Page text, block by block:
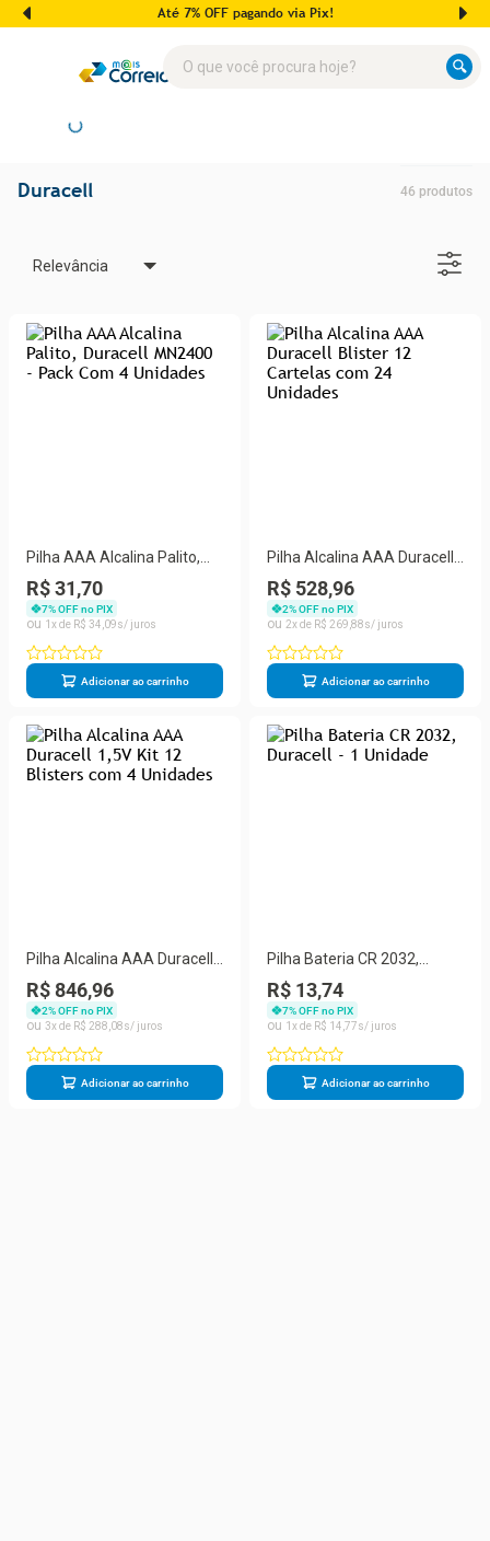
Até 7% OFF pagando via Pix!
Duracell 46 produtos
Relevância
Pilha AAA Alcalina Palito,
Duracell MN2400 - Pack
Com 4 Unidades
R$ 31,70
7% OFF no PIX
1
R$ 34 09
Adicionar ao carrinho
Pilha Alcalina AAA Duracell
Blister 12 Cartelas com 24
Unidades
R$ 528,96
2% OFF no PIX
2
R$ 269 88
Adicionar ao carrinho
Pilha Alcalina AAA Duracell
1,5V Kit 12 Blisters com 4
Unidades
R$ 846,96
2% OFF no PIX
3
R$ 288 08
Adicionar ao carrinho
Pilha Bateria CR 2032,
Duracell - 1 Unidade
R$ 13,74
7% OFF no PIX
1
R$ 14 77
Adicionar ao carrinho